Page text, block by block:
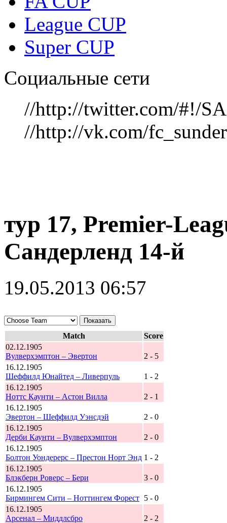
League CUP
Super CUP
Социальные сети
//http://twitter.com/#!/
//http://vk.com/
тур 17, Рremier-
Сандерленд 14-й
19.05.2013 06:57
Match
Score
02.12.1905
Вулверхэмптон – Эвертон
2 - 5
16.12.1905
Шеффилд Юнайтед – Ливерпуль
1 - 2
16.12.1905
Ноттс Каунти – Астон Вилла
2 - 1
16.12.1905
Эвертон – Шеффилд Уэнсдэй
2 - 0
16.12.1905
Дерби Каунти – Вулверхэмптон
2 - 0
16.12.1905
Болтон Уондерерс – Престон Норт Энд 1 - 2
16.12.1905
Блэкберн Роверс – Бери
3 - 0
16.12.1905
Бирмингем Сити – Ноттингем Форест 5 - 0
16.12.1905
Арсенал – Миддлсбро
2 - 2